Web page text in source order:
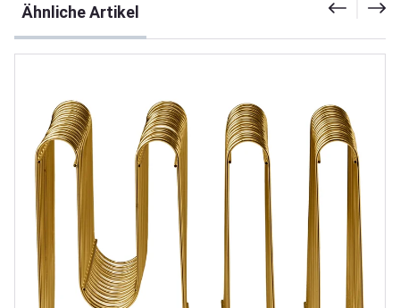
Ähnliche Artikel